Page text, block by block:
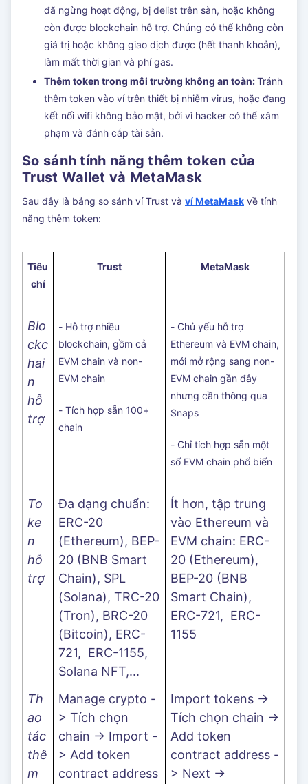
đã ngừng hoạt động, bị delist trên sàn, hoặc không
còn được blockchain hỗ trợ. Chúng có thể không còn
giá trị hoặc không giao dịch được (hết thanh khoản),
làm mất thời gian và phí gas.
Thêm token trong môi trường không an toàn:Tránh
thêm token vào ví trên thiết bị nhiễm virus, hoặc đang
kết nối wifi không bảo mật, bởi vì hacker có thể xâm
phạm và đánh cắp tài sản.
So sánh tính năng thêm token của
Trust Wallet và MetaMask
Sau đây là bảng so sánh ví Trust và ví MetaMask về tính
năng thêm token:
Tiêu
chí
Trust MetaMask
Blo
ckc
hai
n
hỗ
trợ
- Hỗ trợ nhiều
blockchain, gồm cả
EVM chain và non-
EVM chain
- Tích hợp sẵn 100+
chain
- Chủ yếu hỗ trợ
Ethereum và EVM chain,
mới mở rộng sang non-
EVM chain gần đây
nhưng cần thông qua
Snaps
- Chỉ tích hợp sẵn một
số EVM chain phổ biến
To
ke
n
hỗ
trợ
Đa dạng chuẩn:
ERC-20
(Ethereum), BEP-
20 (BNB Smart
Chain), SPL
(Solana), TRC-20
(Tron), BRC-20
(Bitcoin), ERC-
721, ERC-1155,
Solana NFT,...
Ít hơn, tập trung
vào Ethereum và
EVM chain: ERC-
20 (Ethereum),
BEP-20 (BNB
Smart Chain),
ERC-721, ERC-
1155
Th
ao
tác
thê
m
Manage crypto -
> Tích chọn
chain -> Import -
> Add token
contract address
Import tokens ->
Tích chọn chain ->
Add token
contract address -
> Next ->